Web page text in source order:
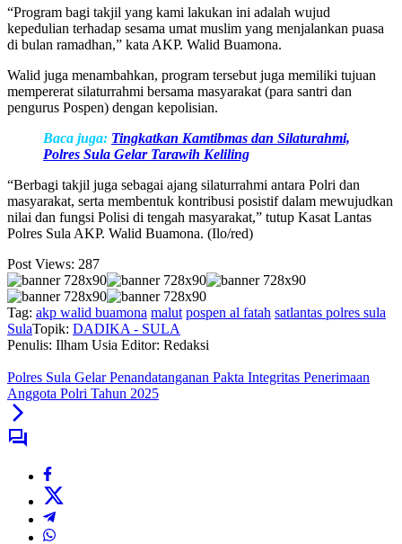
“Program bagi takjil yang kami lakukan ini adalah wujud
kepedulian terhadap sesama umat muslim yang menjalankan puasa
di bulan ramadhan,” kata AKP. Walid Buamona.
Walid juga menambahkan, program tersebut juga memiliki tujuan
mempererat silaturrahmi bersama masyarakat (para santri dan
pengurus Pospen) dengan kepolisian.
Baca juga: Tingkatkan Kamtibmas dan Silaturahmi,
Polres Sula Gelar Tarawih Keliling
“Berbagi takjil juga sebagai ajang silaturrahmi antara Polri dan
masyarakat, serta membentuk kontribusi posistif dalam mewujudkan
nilai dan fungsi Polisi di tengah masyarakat,” tutup Kasat Lantas
Polres Sula AKP. Walid Buamona. (Ilo/red)
Post Views: 287
Tag: akp walid buamona malut pospen al fatah satlantas polres sula
SulaTopik: DADIKA - SULA
Penulis: Ilham Usia Editor: Redaksi
Polres Sula Gelar Penandatanganan Pakta Integritas Penerimaan
Anggota Polri Tahun 2025